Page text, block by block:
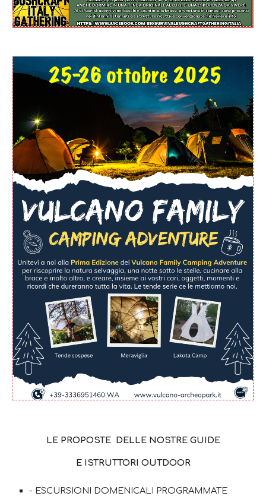
LE PROPOSTE DELLE NOSTRE GUIDE
E ISTRUTTORI OUTDOOR
- ESCURSIONI DOMENICALI PROGRAMMATE